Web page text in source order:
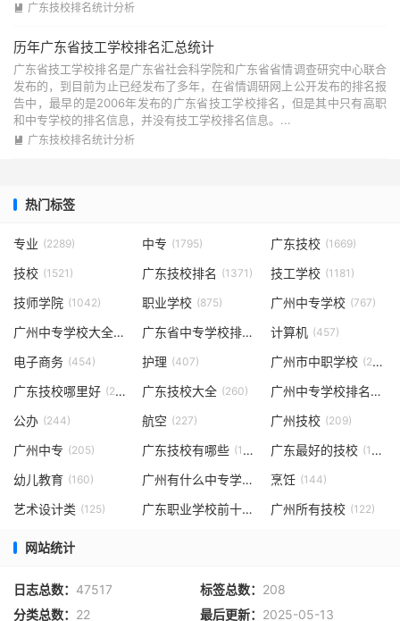
 广东技校排名统计分析
历年广东省技工学校排名汇总统计
广东省技工学校排名是广东省社会科学院和广东省省情调查研究中心联合
发布的，到目前为止已经发布了多年，在省情调研网上公开发布的排名报
告中，最早的是2006年发布的广东省技工学校排名，但是其中只有高职
和中专学校的排名信息，并没有技工学校排名信息。...
 广东技校排名统计分析
热门标签
专业 (2289) 中专 (1795) 广东技校 (1669)
技校 (1521) 广东技校排名 (1371) 技工学校 (1181)
技师学院 (1042) 职业学校 (875) 广州中专学校 (767)
广州中专学校大全(471) 广东省中专学校排名 (469)
计算机 (457)
电子商务 (454) 护理 (407) 广州市中职学校 (294)
广东技校哪里好 (264) 广东技校大全 (260) 广州中专学校排名
公办 (244) 航空 (227) 广州技校 (209)
广州中专 (205) 广东技校有哪些 (198) 广东最好的技校 (183)
幼儿教育 (160) 广州有什么中专学校 (153)
烹饪 (144)
艺术设计类 (125) 广东职业学校前十(124)广州所有技校 (122)
网站统计
日志总数： 47517 标签总数： 208
分类总数： 22 最后更新： 2025-05-13